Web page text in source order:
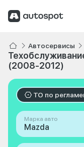
Автосервисы
(2008-2012)
ТО по
Марка авто
Mazda